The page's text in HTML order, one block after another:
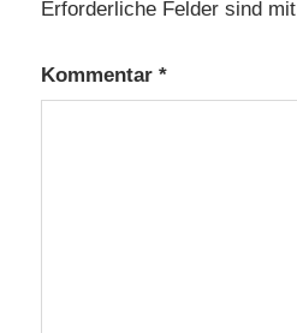
Erforderliche Felder sind mit
Kommentar *